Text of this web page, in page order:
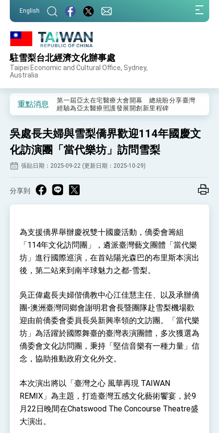
English
駐雪梨台北經濟文化辦事處
Taipei Economic and Cultural Office, Sydney,
Australia
重點消息
外交部重要言論
事處」，進一步深化台美交流合作
第一屆亞太在宅醫療大會開幕 總統盼分享臺灣
經驗為亞太醫療照護發展開創新里程碑
及「台灣智慧醫療與健康產業展」預告短片，向
世界展現台灣守護全球健康的創新能量
總統出訪史瓦帝尼返國談話 強調臺灣人有權利
走向世界 盼與理念相近國家共同維護國際秩序
訪問
總統與五院院長新春茶敘 盼化分歧為團結、為
國家邁出合作第一步
升級 籲請立院全力支持並盡速通過
臺美簽署「對等貿易協定」確立對等關稅15%且不
疊加 我輸美2072項產品豁免對等關稅
總統接受「法新社」（AFP）專訪內容
外交部長林佳龍於《外交事務》撰文指出：自由
外交部長林佳龍出席《台灣光華雜誌》50週年慶
「見證蛻變，分享世界的光華」開幕式，期許數
位轉 型迎向下個50年
總統主持「台美經濟繁榮夥伴對話」記者會 說
明臺美合作三大戰略方向 盼與民主夥伴共同引
領 下一個世代的繁榮
外交部長林佳龍接受印尼「時代雜誌」專訪，闡
述印太安全局勢，籲深化台印尼半導體供應鏈合
作
副總統接見美參議員蓋耶哥 強調美國是臺灣重
要合作夥伴
訪問團
外交部長林佳龍接見美國智庫「德國馬歇爾基金
會」訪問團一行，深化跨大西洋戰略夥伴關係
臺美經貿談判獲階段性成果 卓揆期勉爭取時間完
吳處長夫婦與雪梨僑界歡迎114年國慶文
化訪演團「當代樂坊」訪問雪梨
張貼日期：2025-09-22 (更新日期：2025-10-29)
分享到
為支援僑界舉辦慶祝雙十國慶活動，僑委會籌組
「114年文化訪問團」，遴派臺灣藝文團體「當代樂
坊」進行國際巡演，在首站陽光森巴的布里斯本演出
後，第二站來到南半球魅力之都-雪梨。
吳正偉處長夫婦偕僑教中心江佳慧主任、以及承辦僑
團-澳洲臺灣同鄉會謝明君會長暨團隊赴雪梨機場歡
迎由前僑委會委員長吳新興率領的文訪團。「當代樂
坊」為活躍於國際舞臺的臺灣表演團體，多次獲選為
僑委會文化訪問團，秉持「堅信音樂有一種力量」信
念，協助推動政府文化外交。
本次演出將以「臺灣之心 風華再現 TAIWAN
REMIX」為主題，打造臺灣五感文化藝術饗宴，於9
月22日晚間在Chatswood The Concourse Theatre盛
大演出。